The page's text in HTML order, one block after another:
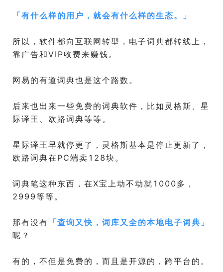
「有什么样的用户，就会有什么样的生态。 」
所以，软件都向互联网转型，电子词典都转线上，
靠广告和VIP收费来赚钱。
网易的有道词典也是这个路数。
后来也出来一些免费的词典软件，比如灵格斯、星
际译王、欧路词典等等。
星际译王早就停更了，灵格斯基本是停止更新了，
欧路词典在PC端卖128块。
词典笔这种东西，在X宝上动不动就1000多，
2999等等。
那有没有 「查询又快，词库又全的本地电子词典 」
呢？
有的，不但是免费的，而且是开源的，跨平台的。